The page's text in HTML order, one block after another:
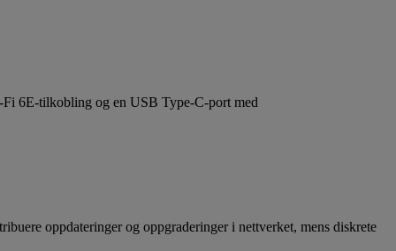
Fi 6E-tilkobling og en USB Type-C-port med
oppdateringer og oppgraderinger i nettverket, mens diskrete